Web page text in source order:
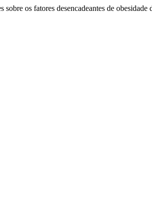
os fatores desencadeantes de obesidade